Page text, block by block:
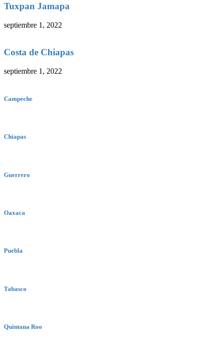
Tuxpan Jamapa
septiembre 1, 2022
Costa de Chiapas
septiembre 1, 2022
Campeche
Chiapas
Guerrero
Oaxaca
Puebla
Tabasco
Quintana Roo